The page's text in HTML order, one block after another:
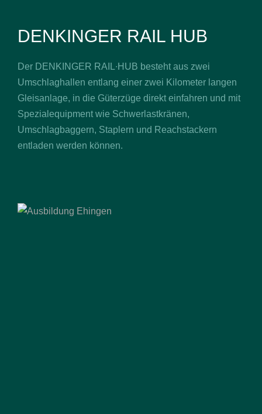
DENKINGER RAIL HUB
Der DENKINGER RAIL∙HUB besteht aus zwei
Umschlaghallen entlang einer zwei Kilometer langen
Gleisanlage, in die Güterzüge direkt einfahren und mit
Spezialequipment wie Schwerlastkränen,
Umschlagbaggern, Staplern und Reachstackern
entladen werden können.